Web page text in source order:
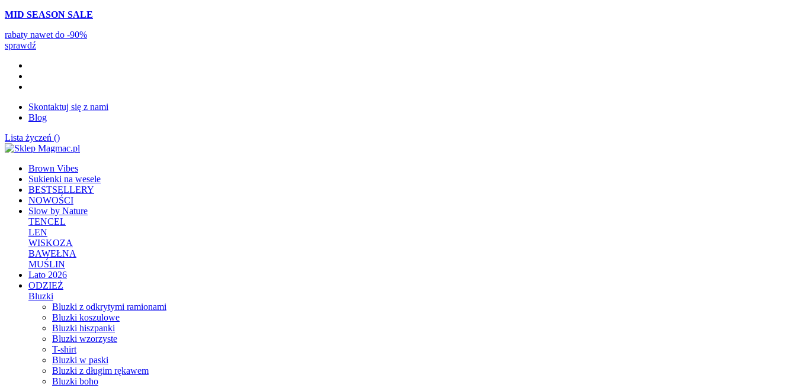
MID SEASON SALE
rabaty nawet do -90%
sprawdź
Skontaktuj się z nami
Blog
Lista życzeń ()
Brown Vibes
Sukienki na wesele
BESTSELLERY
NOWOŚCI
Slow by Nature
TENCEL
LEN
WISKOZA
BAWEŁNA
MUŚLIN
Lato 2026
ODZIEŻ
Bluzki
Bluzki z odkrytymi ramionami
Bluzki koszulowe
Bluzki hiszpanki
Bluzki wzorzyste
T-shirt
Bluzki w paski
Bluzki z długim rękawem
Bluzki boho